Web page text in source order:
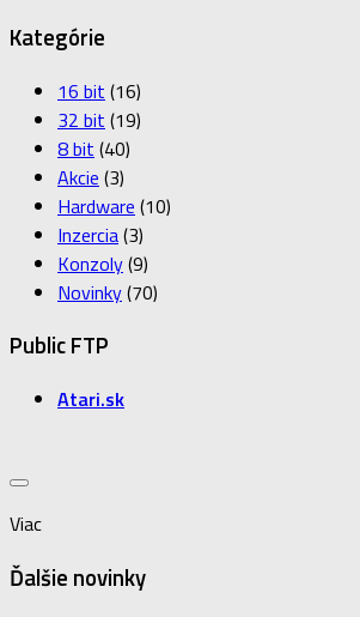
Kategórie
16 bit (16)
32 bit (19)
8 bit (40)
Akcie (3)
Hardware (10)
Inzercia(3)
Konzoly(9)
Novinky(70)
Public FTP
Atari.sk
Viac
Ďalšie novinky